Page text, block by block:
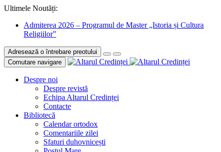
Ultimele Noutăți:
Admiterea 2026 – Programul de Master „Istoria și Cultura
Religiilor”
Adresează o întrebare preotului
Comutare navigare
Despre noi
Despre revistă
Echipa Altarul Credinței
Contacte
Bibliotecă
Calendar ortodox
Comentariile zilei
Sfaturi duhovnicești